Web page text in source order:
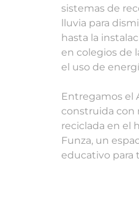
sistemas de
lluvia para
hasta la
en colegios de
el uso de
Entregamos el
construida con
reciclada en el
Funza, un
educativo para